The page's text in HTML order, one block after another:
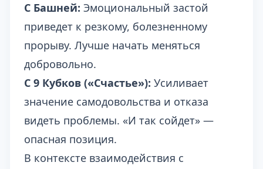
С Башней: Эмоциональный застой
приведет к резкому, болезненному
прорыву. Лучше начать меняться
добровольно.
С 9 Кубков («Счастье»): Усиливает
значение самодовольства и отказа
видеть проблемы. «И так сойдет» —
опасная позиция.
В контексте взаимодействия с